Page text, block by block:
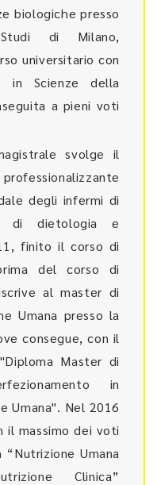
biologiche presso
di Milano,
universitario con
in Scienze della
a pieni voti
svolge il
degli infermi di
di dietologia e
finito il corso di
del corso di
al master di
Umana presso la
consegue, con il
Master di
in
Umana". Nel 2016
il massimo dei voti
Umana
Clinica”